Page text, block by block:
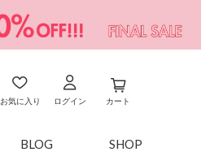
お気に入り ログイン カート
BLOG SHOP